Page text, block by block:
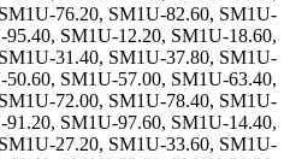
SM1U-76.20, SM1U-82.60, SM1U-
95.40, SM1U-12.20, SM1U-18.60,
SM1U-31.40, SM1U-37.80, SM1U-
50.60, SM1U-57.00, SM1U-63.40,
SM1U-72.00, SM1U-78.40, SM1U-
91.20, SM1U-97.60, SM1U-14.40,
SM1U-27.20, SM1U-33.60, SM1U-